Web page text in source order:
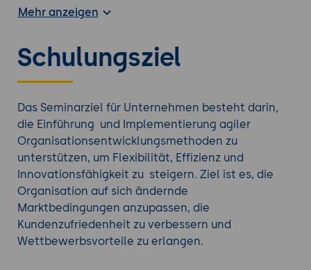
sicherzustellen.
Zusammenarbeit innerhalb des Teams sowie
die kontinuierliche Verbesserung von
Einsatz von agilen Prinzipien wie iterative
Entwicklung, regelmäßige Rückmeldungen
und transparente Kommunikation können
Unternehmen Engpässe und Hindernisse
frühzeitig identifizieren und beseitigen. Dies
führt zu einer erhöhten Produktivität, da die
Teams in der Lage sind, ihre Arbeit optimal zu
organisieren und kontinuierlich Mehrwert zu
liefern.
Mehr anzeigen
Schulungsziel
Das Seminarziel für Unternehmen besteht darin,
die Einführung und Implementierung agiler
Organisationsentwicklungsmethoden zu
unterstützen, um Flexibilität, Effizienz und
Innovationsfähigkeit zu steigern. Ziel ist es, die
Organisation auf sich ändernde
Marktbedingungen anzupassen, die
Kundenzufriedenheit zu verbessern und
Wettbewerbsvorteile zu erlangen.